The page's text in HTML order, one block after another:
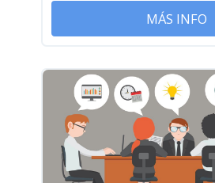
MÁS INFO